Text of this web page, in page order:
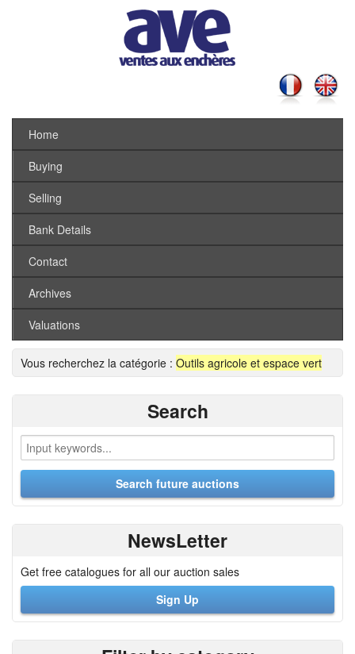
Home
Buying
Selling
Bank Details
Contact
Archives
Valuations
Vous recherchez la catégorie : Outils agricole et espace vert
Search
NewsLetter
Get free catalogues for all our auction sales
Sign Up